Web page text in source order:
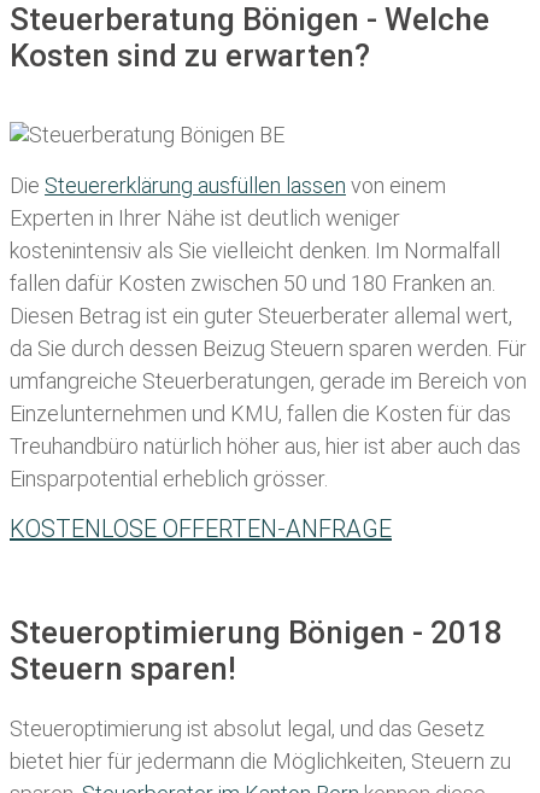
Steuerberatung Bönigen - Welche
Kosten sind zu erwarten?
Die Steuererklärung ausfüllen lassen von einem
Experten in Ihrer Nähe ist deutlich weniger
kostenintensiv als Sie vielleicht denken. Im Normalfall
fallen dafür Kosten zwischen 50 und 180 Franken an.
Diesen Betrag ist ein guter Steuerberater allemal wert,
da Sie durch dessen Beizug Steuern sparen werden. Für
umfangreiche Steuerberatungen, gerade im Bereich von
Einzelunternehmen und KMU, fallen die Kosten für das
Treuhandbüro natürlich höher aus, hier ist aber auch das
Einsparpotential erheblich grösser.
KOSTENLOSE OFFERTEN-ANFRAGE
Steueroptimierung Bönigen - 2018
Steuern sparen!
Steueroptimierung ist absolut legal, und das Gesetz
bietet hier für jedermann die Möglichkeiten, Steuern zu